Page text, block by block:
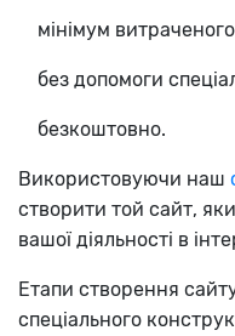
мінімум
без допомоги
безкоштовно.
Використовуючи наш
створити той сайт,
вашої діяльності в
Етапи створення
спеціального